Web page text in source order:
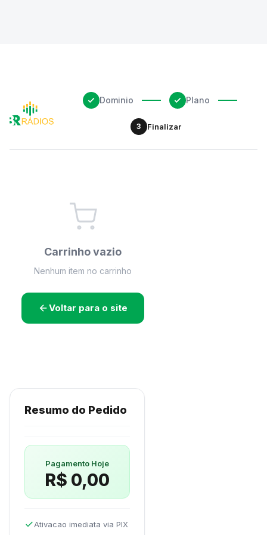
Dominio Plano
3 Finalizar
Carrinho vazio
Nenhum item no carrinho
Voltar para o site
Resumo do Pedido
Pagamento Hoje
R$ 0,00
Ativacao imediata via PIX